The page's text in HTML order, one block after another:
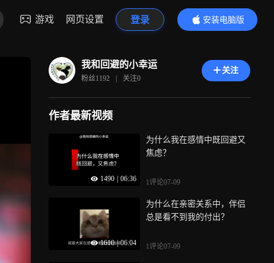
游戏 网页设置 登录
安装电脑版
内容更精彩
我和回避的小幸运
粉丝1192 | 关注0
关注
作者最新视频
1490 06:36
为什么我在感情中既回避又
焦虑？
1评论07-09
1610 | 06:04
为什么在亲密关系中，伴侣
总是看不到我的付出？
1评论07-09